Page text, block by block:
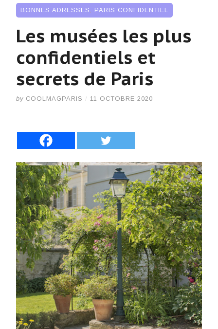
BONNES ADRESSES , PARIS CONFIDENTIEL
Les musées les plus
confidentiels et
secrets de Paris
by COOLMAGPARIS / 11 OCTOBRE 2020